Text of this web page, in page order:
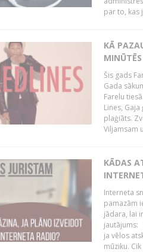
par to, kas
KĀ
MINŪTĒS
Šis gads
Gada
Farelu
Lines,
plaģiāts.
Viljamsam
KĀDAS
Interneta
pamazām
jādara, lai
jautājums:
ja vēlos
mūziku.